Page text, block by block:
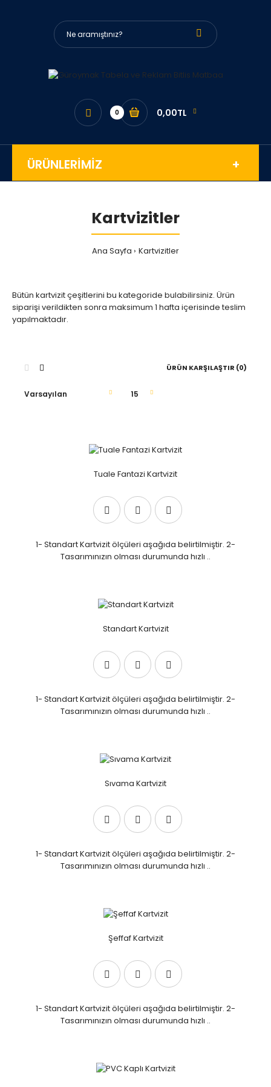
0 0,00TL
ÜRÜNLERİMİZ
Kartvizitler
Ana Sayfa Kartvizitler
Bütün kartvizit çeşitlerini bu kategoride bulabilirsiniz. Ürün
siparişi verildikten sonra maksimum 1 hafta içerisinde teslim
yapılmaktadır.
ÜRÜN KARŞILAŞTIR (0)
Tuale Fantazi Kartvizit
1- Standart Kartvizit ölçüleri aşağıda belirtilmiştir. 2-
Tasarımınızın olması durumunda hızlı ..
Standart Kartvizit
1- Standart Kartvizit ölçüleri aşağıda belirtilmiştir. 2-
Tasarımınızın olması durumunda hızlı ..
Sıvama Kartvizit
1- Standart Kartvizit ölçüleri aşağıda belirtilmiştir. 2-
Tasarımınızın olması durumunda hızlı ..
Şeffaf Kartvizit
1- Standart Kartvizit ölçüleri aşağıda belirtilmiştir. 2-
Tasarımınızın olması durumunda hızlı ..